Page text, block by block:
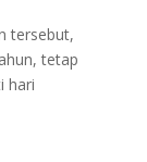
tersebut,
tetap
hari